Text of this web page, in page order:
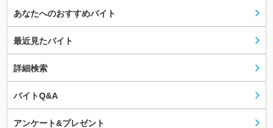
あなたへのおすすめバイト
最近見たバイト
詳細検索
バイトQ&A
アンケート&プレゼント